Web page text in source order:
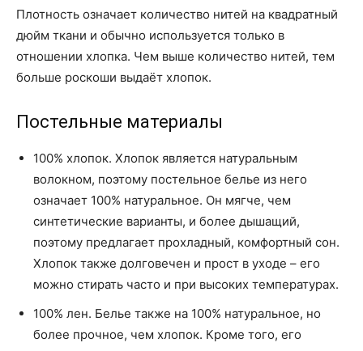
Плотность означает количество нитей на квадратный
дюйм ткани и обычно используется только в
отношении хлопка. Чем выше количество нитей, тем
больше роскоши выдаёт хлопок.
Постельные материалы
100% хлопок. Хлопок является натуральным
волокном, поэтому постельное белье из него
означает 100% натуральное. Он мягче, чем
синтетические варианты, и более дышащий,
поэтому предлагает прохладный, комфортный сон.
Хлопок также долговечен и прост в уходе – его
можно стирать часто и при высоких температурах.
100% лен. Белье также на 100% натуральное, но
более прочное, чем хлопок. Кроме того, его